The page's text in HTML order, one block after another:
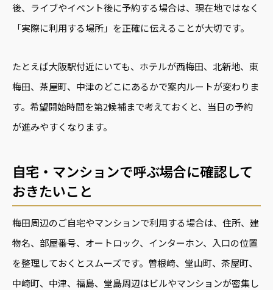
後、ライブやイベント後に予約する場合は、現在地ではなく
「実際に利用する場所」を正確に伝えることが大切です。
たとえば大阪駅付近にいても、ホテルが西梅田、北新地、東
梅田、茶屋町、中津のどこにあるかで案内ルートが変わりま
す。希望開始時間を第2候補まで考えておくと、当日の予約
が進みやすくなります。
自宅・マンションで呼ぶ場合に確認して
おきたいこと
梅田周辺のご自宅やマンションで利用する場合は、住所、建
物名、部屋番号、オートロック、インターホン、入口の位置
を整理しておくとスムーズです。曽根崎、堂山町、茶屋町、
中崎町、中津、福島、堂島周辺はビルやマンションが密集し